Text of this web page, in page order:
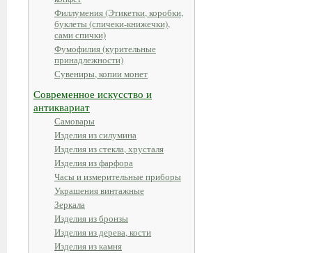
Филлумения (Этикетки, коробки,
буклеты (спичеки-книжечки),
сами спички)
Фумофилия (курительные
принадлежности)
Сувениры, копии монет
Современное искусство и
антиквариат
Самовары
Изделия из силумина
Изделия из стекла, хрусталя
Изделия из фарфора
Часы и измерительные приборы
Украшения винтажные
Зеркала
Изделия из бронзы
Изделия из дерева, кости
Изделия из камня